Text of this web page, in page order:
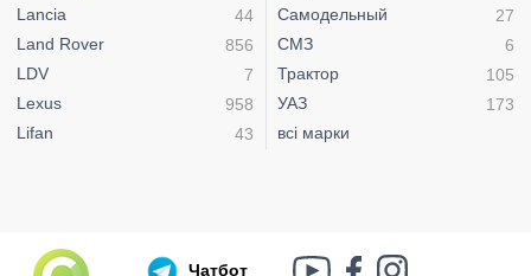
Lancia
44
Land Rover
856
LDV
7
Lexus
958
Lifan
43
Самодельный
27
СМЗ
6
Трактор
105
УАЗ
173
всі марки
Чатбот